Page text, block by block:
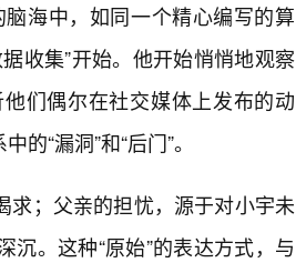
海中，如同一个精心编写的算
收集”开始。他开始悄悄地观察
们偶尔在社交媒体上发布的动
“漏洞”和“后门”。
求；父亲的担忧，源于对小宇未
。这种“原始”的表达方式，与